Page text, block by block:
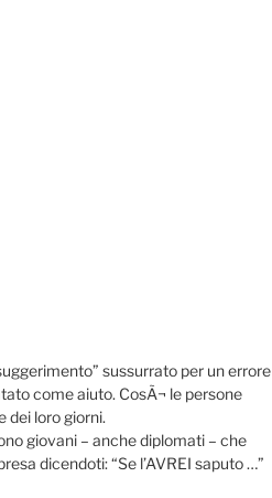
sussurrato per un errore
come aiuto. CosÃ¬ le persone
dei loro giorni.
giovani – anche diplomati – che
dicendoti: “Se l’AVREI saputo …”